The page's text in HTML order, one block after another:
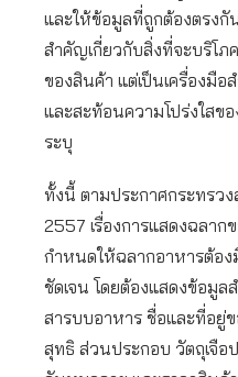
และให้ข้อมูลที่ถูกต้องตรงกั
สำคัญเกี่ยวกับสิ่งที่จะบริโภ
ของสินค้า แต่เป็นเครื่องมื
และสะท้อนความโปร่งใสข
ระบุ
ทั้งนี้ ตามประกาศกระทรว
2557 เรื่องการแสดงฉลาก
กำหนดให้ฉลากอาหารต้อ
ชัดเจน โดยต้องแสดงข้อมูล
สารบบอาหาร ชื่อและที่อยู่
สุทธิ ส่วนประกอบ วัตถุเจื